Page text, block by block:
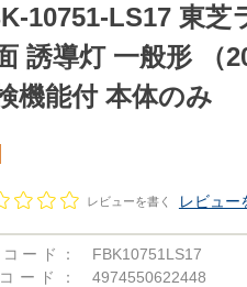
10751-LS17 東芝
誘導灯 一般形 （
機能付 本体のみ
レビューを書く レビュー
ード：
FBK10751LS17
ード：
4974550622448